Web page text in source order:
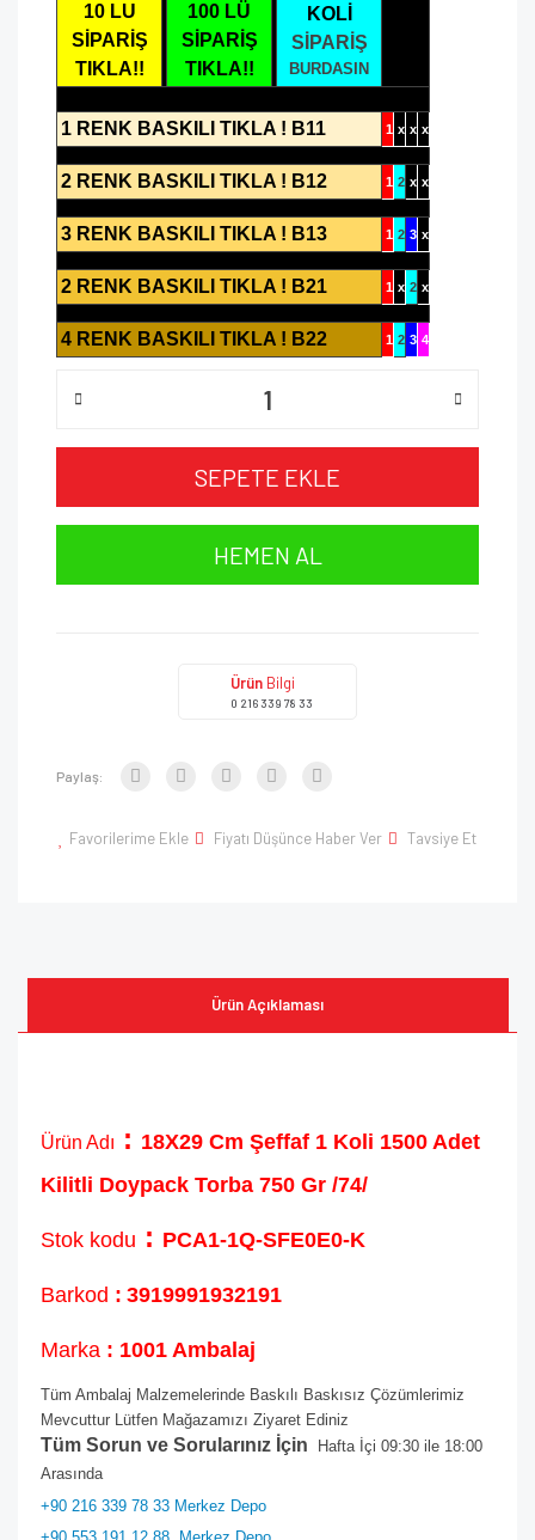
10 LU
SİPARİŞ
TIKLA!!
100 LÜ
SİPARİŞ
TIKLA!!
KOLİ
SİPARİŞ
BURDASIN
1 RENK BASKILI TIKLA ! B11 1 x x x
2 RENK BASKILI TIKLA ! B12 1 2 x x
3 RENK BASKILI TIKLA ! B13 1 2 3 x
2 RENK BASKILI TIKLA ! B21 1 x 2 x
4 RENK BASKILI TIKLA ! B22 1 2 3 4
SEPETE EKLE
HEMEN AL
Ürün Bilgi
0 216 339 78 33
Paylaş:
Favorilerime Ekle Fiyatı Düşünce Haber Ver Tavsiye Et
Ürün Açıklaması
Ürün Adı : 18X29 Cm Şeffaf 1 Koli 1500 Adet
Kilitli Doypack Torba 750 Gr /74/
Stok kodu : PCA1-1Q-SFE0E0-K
Barkod : 3919991932191
Marka : 1001 Ambalaj
Tüm Ambalaj Malzemelerinde Baskılı Baskısız Çözümlerimiz
Mevcuttur Lütfen Mağazamızı Ziyaret Ediniz
Tüm Sorun ve Sorularınız İçin Hafta İçi 09:30 ile 18:00
Arasında
+90 216 339 78 33 Merkez Depo